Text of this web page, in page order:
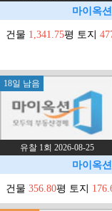
마이옥
건물 1,341.75평 토지
18일 남음
유찰 1회 2026-08-25
마이옥
건물 356.80평 토지